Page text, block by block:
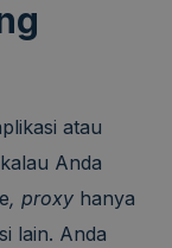
atau
Anda
, proxy hanya
lain. Anda